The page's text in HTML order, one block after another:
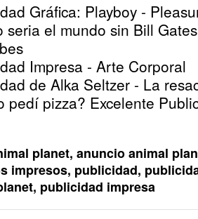
Gráfica: Playboy -
seria el mundo sin Bill
Impresa - Arte Corporal
de Alka Seltzer - La
pedí pizza? Excelente
planet, anuncio animal
impresos, publicidad,
, publicidad impresa